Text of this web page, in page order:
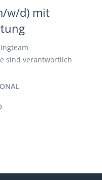
w/d) mit
sind verantwortlich
die
Sie sind
der